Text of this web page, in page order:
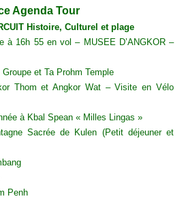
Agenda Tour
Histoire, Culturel et plage
à 16h 55 en vol – MUSEE D’ANGKOR –
et Ta Prohm Temple
Thom et Angkor Wat – Visite en Vélo
à Kbal Spean « Milles Lingas »
Sacrée de Kulen (Petit déjeuner et
Penh